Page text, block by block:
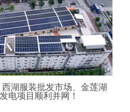
西湖服装批发市场、金莲湖
电项目顺利并网！